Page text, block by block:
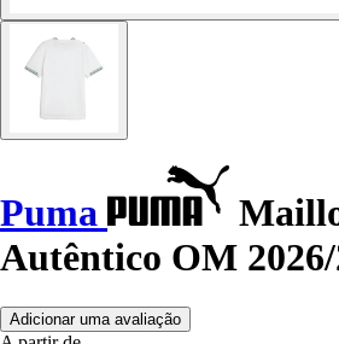
Puma
Autêntico OM
Adicionar uma avaliação